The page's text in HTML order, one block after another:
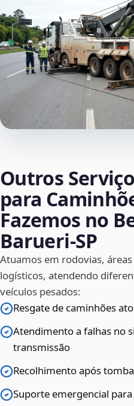
Outros
para
Fazemos no
Barueri‑SP
Atuamos em rodovias,
logísticos, atendendo
veículos pesados:
Resgate de caminhões
Atendimento a falhas no
transmissão
Recolhimento após
Suporte emergencial